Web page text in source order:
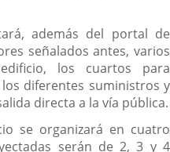
además del portal de
señalados antes, varios
los cuartos para
diferentes suministros y
directa a la vía pública.
se organizará en cuatro
serán de 2, 3 y 4